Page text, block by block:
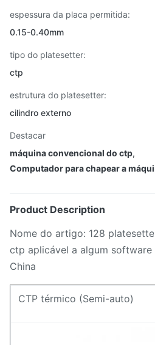
espessura da placa permitida:
0.15-0.40mm
tipo do platesetter:
ctp
estrutura do platesetter:
cilindro externo
Destacar
máquina convencional do ctp,
Computador para chapear a
Product Description
Nome do artigo: 128
ctp aplicável a algum
China
CTP térmico (Semi-auto)